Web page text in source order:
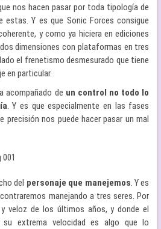
nos hacen pasar por toda tipología de
Y es que Sonic Forces consigue
y como ya hiciera en ediciones
dimensiones con plataformas en tres
el frenetismo desmesurado que tiene
en particular.
acompañado de un control no todo lo
. Y es que especialmente en las fases
precisión nos puede hacer pasar un mal
del personaje que manejemos. Y es
manejando a tres seres. Por
veloz de los últimos años, y donde el
su extrema velocidad es algo que lo